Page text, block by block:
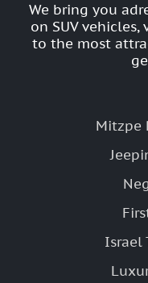
We bring you
on SUV
to the most
Mitzpe
Israel